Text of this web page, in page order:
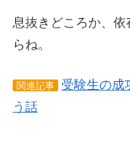
息抜きどころか、依
らね。
関連記事
受験生の成
う話